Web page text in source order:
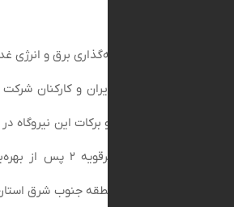
سرمایه‌گذاری برق و انرژی غدیر در این
مدیران و کارکنان شرکت برق و
اظهار داشت: پروژه جرقویه ۲ پس از
پایدار در منطقه جنوب شرق استان اصفهان